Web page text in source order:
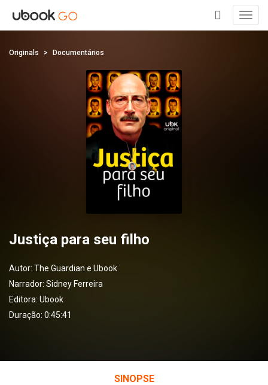
Originals Documentários
Justiça para seu filho
Autor: The Guardian e Ubook
Narrador: Sidney Ferreira
Editora: Ubook
Duração: 0:45:41
SINOPSE